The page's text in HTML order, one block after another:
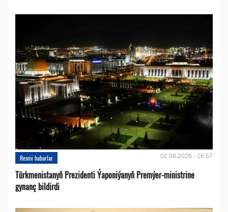
Resmi habarlar 02.08.2026 - 16:57
Türkmenistanyň Prezidenti Ýaponiýanyň Premýer-ministrine
gynanç bildirdi